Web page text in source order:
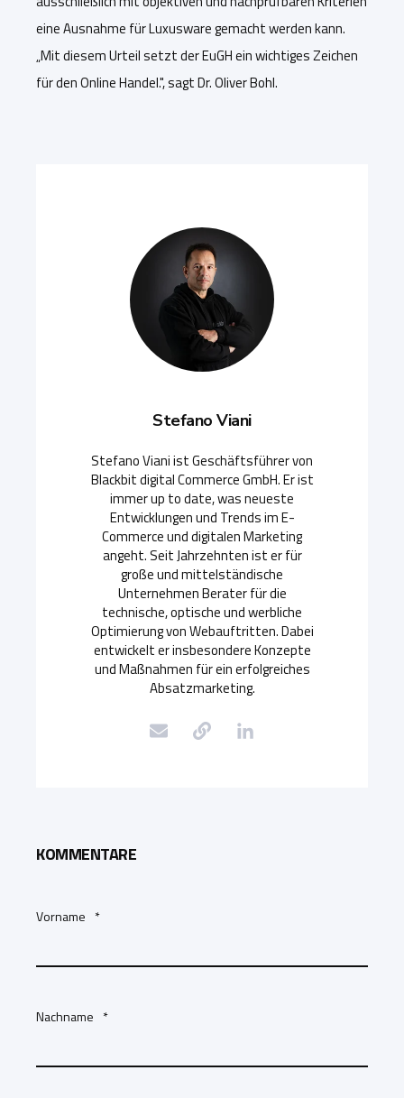
eine Ausnahme für Luxusware gemacht werden kann.
„Mit diesem Urteil setzt der EuGH ein wichtiges Zeichen
für den Online Handel.", sagt Dr. Oliver Bohl.
Stefano Viani
Stefano Viani ist Geschäftsführer von
Blackbit digital Commerce GmbH. Er ist
immer up to date, was neueste
Entwicklungen und Trends im E-
Commerce und digitalen Marketing
angeht. Seit Jahrzehnten ist er für
große und mittelständische
Unternehmen Berater für die
technische, optische und werbliche
Optimierung von Webauftritten. Dabei
entwickelt er insbesondere Konzepte
und Maßnahmen für ein erfolgreiches
Absatzmarketing.
KOMMENTARE
Vorname *
Nachname *